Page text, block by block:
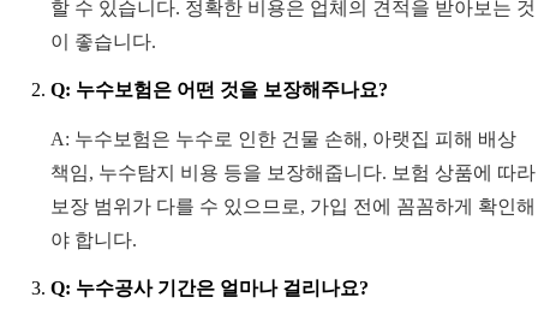
할 수 있습니다. 정확한 비용은 업체의 견적을 받아보는 것
이 좋습니다.
Q: 누수보험은 어떤 것을 보장해주나요?
A: 누수보험은 누수로 인한 건물 손해, 아랫집 피해 배상
책임, 누수탐지 비용 등을 보장해줍니다. 보험 상품에 따라
보장 범위가 다를 수 있으므로, 가입 전에 꼼꼼하게 확인해
야 합니다.
Q: 누수공사 기간은 얼마나 걸리나요?